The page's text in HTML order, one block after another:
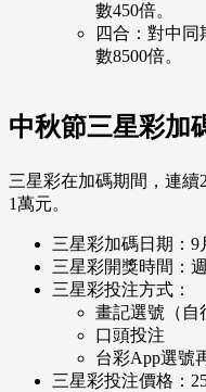
數450倍。
四合：對中同
數8500倍。
中秋節三星彩加
三星彩在加碼期間，連續
1萬元。
三星彩加碼日期：9
三星彩開獎時間：
三星彩投注方式：
畫記選號（自
口頭投注
台彩App選號
三星彩投注價格：